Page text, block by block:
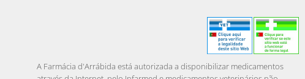
A Farmácia d'Arrábida está autorizada a disponibilizar medicamentos